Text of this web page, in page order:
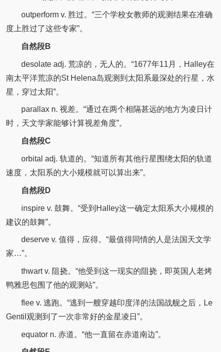
outperform v. 胜过。“三个学校女教师的观测结果在准确
度上胜过了这些专家”。
自然段B
desolate adj. 荒凉的，无人的。“1677年11月，Halley在
南太平洋荒凉的St Helena岛观测到太阳系最深处的行星，水
星，穿过太阳”。
parallax n. 视差。“通过在两个相隔甚远的地方为凌日计
时，天文学家能够计算视差角度”。
自然段C
orbital adj. 轨道的。“知道所有其他行星围绕太阳的轨道
速度，太阳系的大小规模就可以算出来”。
自然段D
inspire v. 鼓舞。“受到Halley这一确定太阳系大小规模的
建议的鼓舞”。
deserve v. 值得，应得。“最值得同情的人是法国天文学
家…”。
thwart v. 阻挠。“他受到这一现实的阻挠，即英国人老烤
鸭雅思包围了他的观测站”。
flee v. 逃跑。“逃到一艘穿越印度洋的法国战舰之后，Le
Gentil观测到了一次非常好的金星凌日”。
equator n. 赤道。“他一直留在赤道南边”。